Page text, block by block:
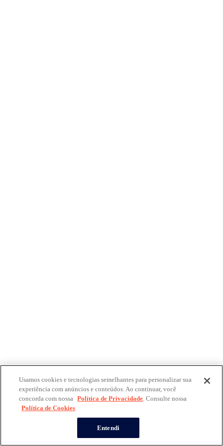
Usamos cookies e tecnologias semelhantes para personalizar sua
experiência com anúncios e conteúdos. Ao continuar, você
concorda com nossa Política de Privacidade. Consulte nossa
Política de Cookies
Entendi